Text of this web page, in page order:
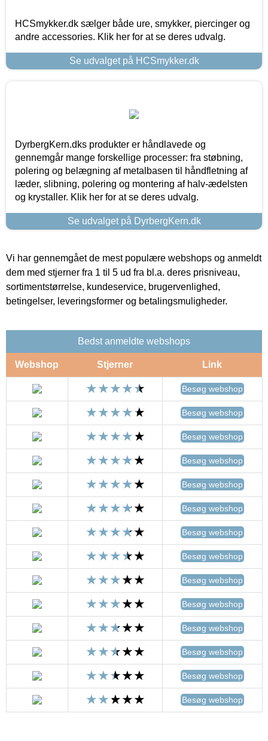
HCSmykker.dk sælger både ure, smykker, piercinger og
andre accessories. Klik her for at se deres udvalg.
Se udvalget på HCSmykker.dk
DyrbergKern.dks produkter er håndlavede og
gennemgår mange forskellige processer: fra støbning,
polering og belægning af metalbasen til håndfletning af
læder, slibning, polering og montering af halv-ædelsten
og krystaller. Klik her for at se deres udvalg.
Se udvalget på DyrbergKern.dk
Vi har gennemgået de mest populære webshops og anmeldt
dem med stjerner fra 1 til 5 ud fra bl.a. deres prisniveau,
sortimentstørrelse, kundeservice, brugervenlighed,
betingelser, leveringsformer og betalingsmuligheder.
Bedst anmeldte webshops
Webshop Stjerner Link
Besøg webshop
Besøg webshop
Besøg webshop
Besøg webshop
Besøg webshop
Besøg webshop
Besøg webshop
Besøg webshop
Besøg webshop
Besøg webshop
Besøg webshop
Besøg webshop
Besøg webshop
Besøg webshop